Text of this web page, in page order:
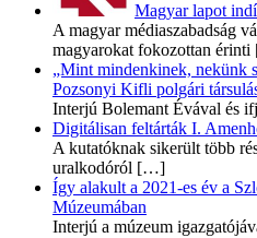
Magyar lapot
A magyar médiaszabadság
magyarokat fokozottan érinti
„Mint mindenkinek, nekünk
Pozsonyi Kifli polgári
Interjú Bolemant Évával és
Digitálisan feltárták I.
A kutatóknak sikerült több
uralkodóról […]
Így alakult a 2021-es év a
Múzeumában
Interjú a múzeum